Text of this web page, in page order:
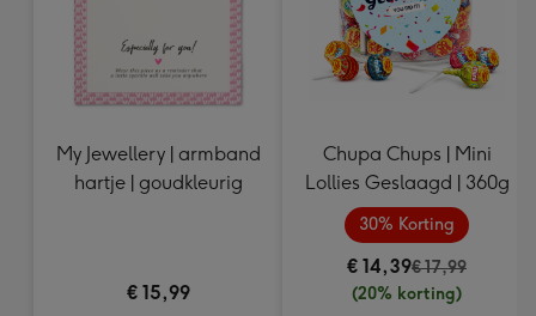
My Jewellery | armband
hartje | goudkleurig
€ 15,99
Chupa Chups | Mini
Lollies Geslaagd | 360g
30% Korting
€ 14,39€ 17,99
(20% korting)